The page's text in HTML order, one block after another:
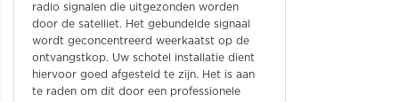
radio signalen die uitgezonden worden
door de satelliet. Het gebundelde signaal
wordt geconcentreerd weerkaatst op de
ontvangstkop. Uw schotel installatie dient
hiervoor goed afgesteld te zijn. Het is aan
te raden om dit door een professionele